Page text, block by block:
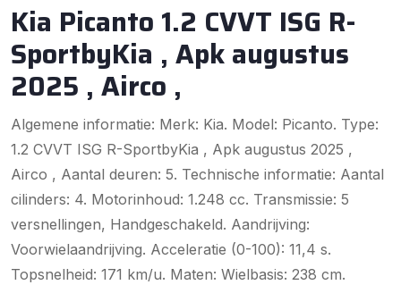
Kia Picanto 1.2 CVVT ISG R-
SportbyKia , Apk augustus
2025 , Airco ,
Algemene informatie: Merk: Kia. Model: Picanto. Type:
1.2 CVVT ISG R-SportbyKia , Apk augustus 2025 ,
Airco , Aantal deuren: 5. Technische informatie: Aantal
cilinders: 4. Motorinhoud: 1.248 cc. Transmissie: 5
versnellingen, Handgeschakeld. Aandrijving:
Voorwielaandrijving. Acceleratie (0-100): 11,4 s.
Topsnelheid: 171 km/u. Maten: Wielbasis: 238 cm.